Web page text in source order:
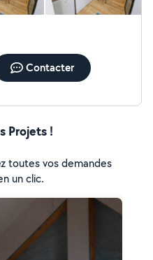
Contacter
Projets !
toutes vos demandes
un clic.